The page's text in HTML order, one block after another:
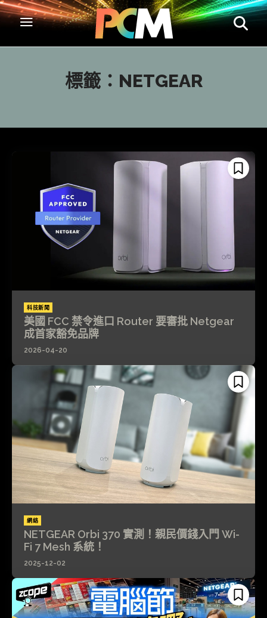
標籤： NETGEAR
科技新聞
美國 FCC 禁令進口 Router 要審批 Netgear
成首家豁免品牌
2026-04-20
網絡
NETGEAR Orbi 370 實測！親民價錢入門 Wi-
Fi 7 Mesh 系統！
2025-12-02